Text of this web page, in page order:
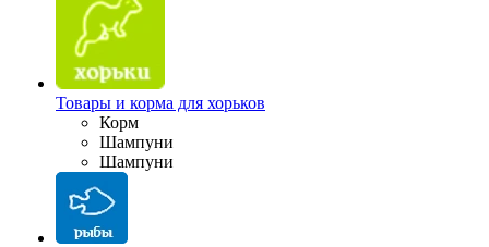
Товары и корма для хорьков
Корм
Шампуни
Шампуни